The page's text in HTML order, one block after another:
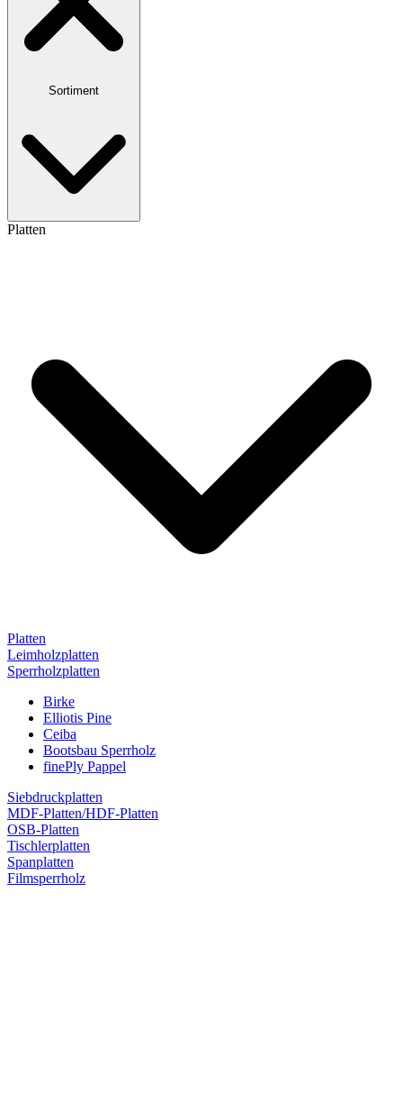
Sortiment
Platten
Platten
Leimholzplatten
Sperrholzplatten
Birke
Elliotis Pine
Ceiba
Bootsbau Sperrholz
finePly Pappel
Siebdruckplatten
MDF-Platten/HDF-Platten
OSB-Platten
Tischlerplatten
Spanplatten
Filmsperrholz